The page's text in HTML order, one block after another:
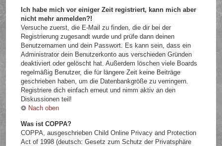
Ich habe mich vor einiger Zeit registriert, kann mich aber
nicht mehr anmelden?!
Versuche zuerst, die E-Mail zu finden, die dir bei der
Registrierung zugesandt wurde und prüfe dann deinen
Benutzernamen und dein Passwort. Es kann sein, dass ein
Administrator dein Benutzerkonto aus verschieden Gründen
deaktiviert oder gelöscht hat. Außerdem löschen viele Boards
regelmäßig Benutzer, die für längere Zeit keine Beiträge
geschrieben haben, um die Datenbankgröße zu verringern.
Registriere dich einfach erneut und nimm aktiv an den
Diskussionen teil!
Nach oben
Was ist COPPA?
COPPA, ausgeschrieben Child Online Privacy and Protection
Act of 1998 (deutsch: Gesetz zum Schutz der Privatsphäre